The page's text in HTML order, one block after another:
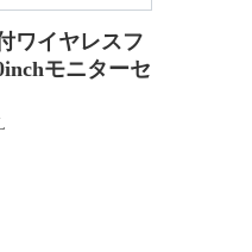
ワイヤレスフ
モニターセ